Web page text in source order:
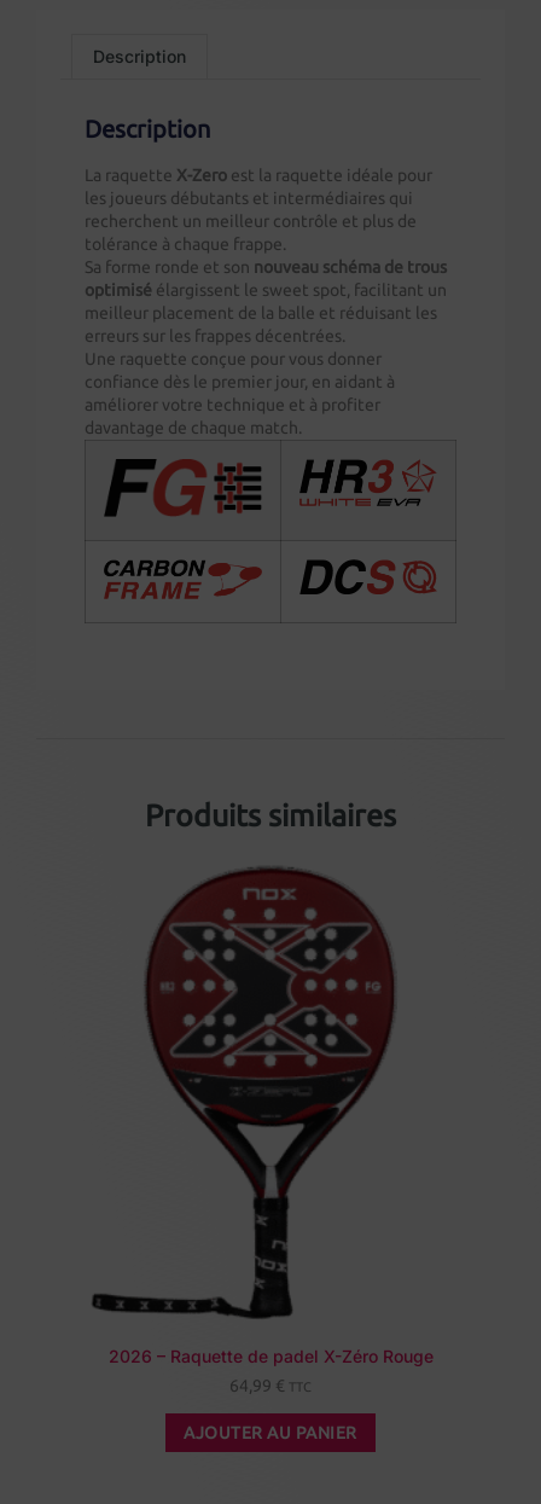
Description
Description
La raquette X-Zero est la raquette idéale pour
les joueurs débutants et intermédiaires qui
recherchent un meilleur contrôle et plus de
tolérance à chaque frappe.
Sa forme ronde et son nouveau schéma de trous
optimisé élargissent le sweet spot, facilitant un
meilleur placement de la balle et réduisant les
erreurs sur les frappes décentrées.
Une raquette conçue pour vous donner
confiance dès le premier jour, en aidant à
améliorer votre technique et à profiter
davantage de chaque match.
Produits similaires
2026 – Raquette de padel X-Zéro Rouge
64,99 € TTC
AJOUTER AU PANIER